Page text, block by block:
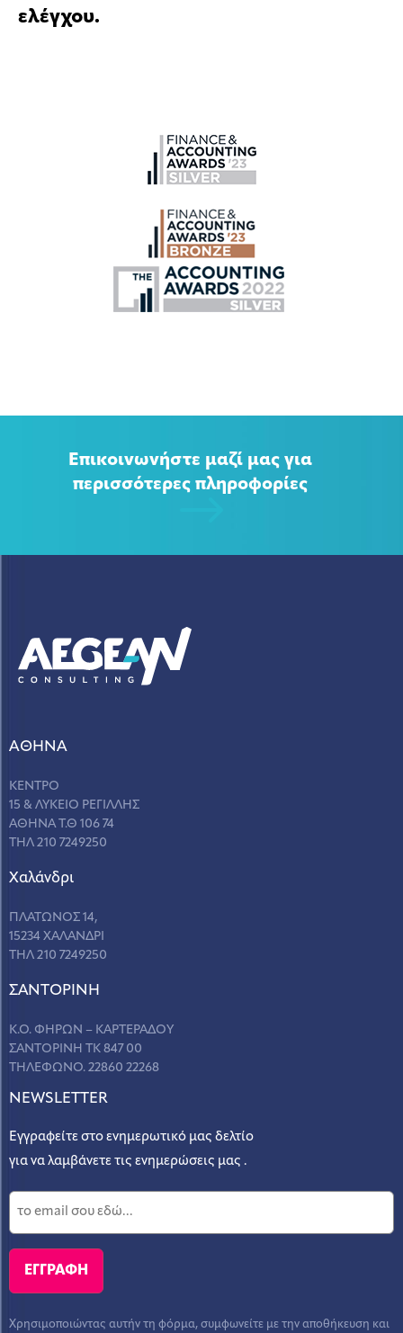
ελέγχου.
Επικοινωνήστε μαζί μας για
περισσότερες πληροφορίες
ΑΘΗΝΑ
ΚΕΝΤΡΟ
15 & ΛΥΚΕΙΟ ΡΕΓΙΛΛΗΣ
ΑΘΗΝΑ Τ.Θ 106 74
ΤΗΛ 210 7249250
Χαλάνδρι
ΠΛΑΤΩΝΟΣ 14,
15234 ΧΑΛΑΝΔΡΙ
ΤΗΛ 210 7249250
ΣANΤΟΡΙΝΗ
Κ.Ο. ΦΗΡΩΝ – ΚΑΡΤΕΡΑΔΟΥ
ΣΑΝΤΟΡΙΝΗ ΤΚ 847 00
ΤΗΛΕΦΩΝΟ. 22860 22268
NEWSLETTER
Εγγραφείτε στο ενημερωτικό μας δελτίο
για να λαμβάνετε τις ενημερώσεις μας .
Χρησιμοποιώντας αυτήν τη φόρμα, συμφωνείτε με την αποθήκευση και